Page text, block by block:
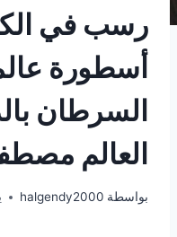
رسب في
أسطورة
السرطان
العالم
بواسطة halgendy2000